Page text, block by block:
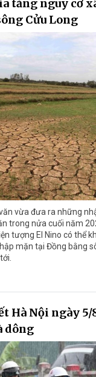
tăng nguy cơ
Cửu Long
vừa đưa ra những
trong nửa cuối năm
tượng El Nino có thể
mặn tại Đồng bằng
Hà Nội ngày 5/
dông